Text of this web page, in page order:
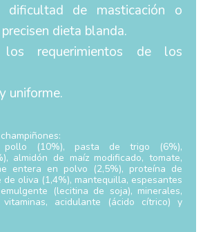
dificultad de masticación o
dieta blanda.
requerimientos de los
uniforme.
(10%), pasta de trigo (6%),
almidón de maíz modificado, tomate,
entera en polvo (2,5%), proteína de
oliva (1,4%), mantequilla, espesantes
(lecitina de soja), minerales,
acidulante (ácido cítrico) y